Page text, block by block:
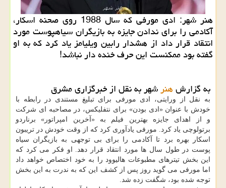
هنر شهر: ادی مورفی که سال 1988 روی صحنه اسکار،
آکادمی را برای ندادن جایزه به بازیگران سیاهپوست مورد
انتقاد قرار داد از هشدار رابین ویلیامز یاد کرد که به او
گفته بود ممکنست این حرف خنده دار نباشد!
به گزارشهنرشهر به نقل از خبرگزاری مشرق
به نقل از ورایتی، ادی مورفی برای تبلیغ مستندی در رابطه با
خودش با عنوان «ادی بودن» برای نتفلیکس، در مصاحبه ای شرکت
و از اهدای جایزه بهترین فیلم به «آخرین امپراتور» برناردو
برتولوچی یاد کرد. مورفی یادآوری کرد که از وقت خودش در تریبون
اسکار بهره برد تا آکادمی را برای بی توجهی به بازیگران سیاه
پوست در طول سال ها مورد انتقاد قرار دهد. او فکر می کرد که
این بخش تیترهای مطبوعات هالیوود را به خود اختصاص خواهد داد
اما مورفی می گوید روز پس از کشف این که به ندرت به این بخش
توجه شده بود، شگفت زده شد.